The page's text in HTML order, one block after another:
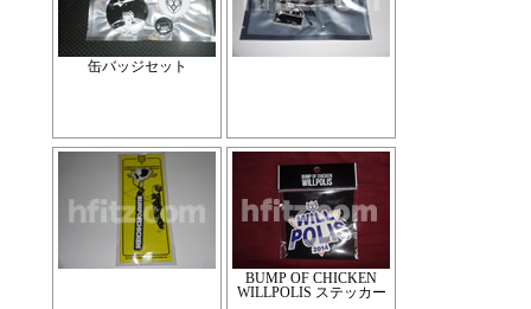
缶バッジセット
BUMP OF CHICKEN
WILLPOLIS ステッカー